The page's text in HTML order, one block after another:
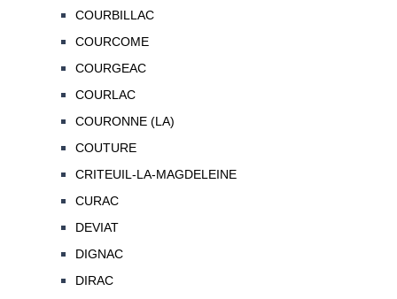
COURBILLAC
COURCOME
COURGEAC
COURLAC
COURONNE (LA)
COUTURE
CRITEUIL-LA-MAGDELEINE
CURAC
DEVIAT
DIGNAC
DIRAC